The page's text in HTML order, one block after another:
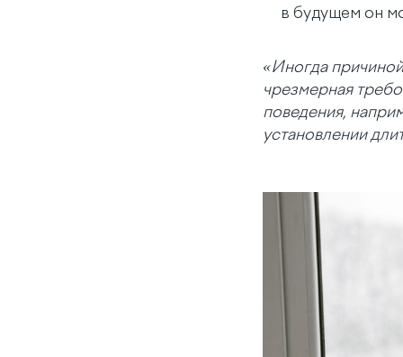
в будущем он
«Иногда причиной
чрезмерная
поведения,
установлении